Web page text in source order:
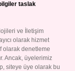
taslak
ve İletişim
olarak hizmet
olarak denetleme
Ancak, üyelerimiz
siteye üye olarak bu